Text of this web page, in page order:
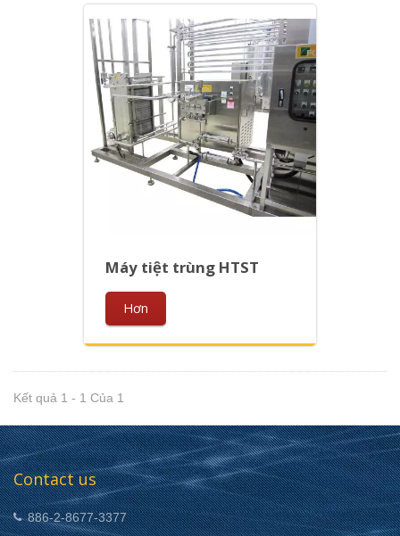
Máy tiệt trùng HTST
Hơn
Kết quả 1 - 1 Của 1
Contact us
886-2-8677-3377